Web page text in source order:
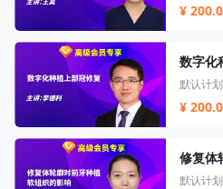
¥
数字化
默认计划
¥
修复体
默认计划